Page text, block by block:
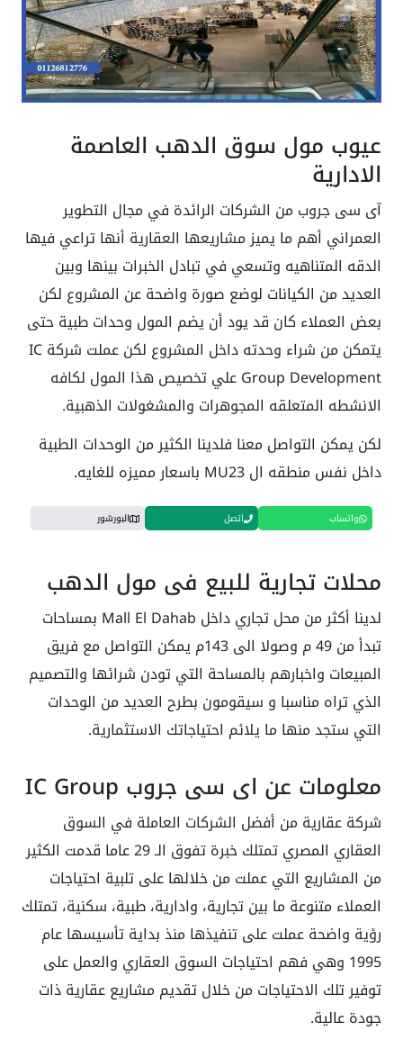
عيوب مول سوق الدهب العاصمة
الادارية
آى سى جروب من الشركات الرائدة في مجال التطوير
العمراني أهم ما يميز مشاريعها العقارية أنها تراعي فيها
الدقه المتناهيه وتسعي في تبادل الخبرات بينها وبين
العديد من الكيانات لوضع صورة واضحة عن المشروع لكن
بعض العملاء كان قد يود أن يضم المول وحدات طبية حتى
يتمكن من شراء وحدته داخل المشروع لكن عملت شركة IC
Group Development علي تخصيص هذا المول لكافه
الانشطه المتعلقه المجوهرات والمشغولات الذهبية.
لكن يمكن التواصل معنا فلدينا الكثير من الوحدات الطبية
داخل نفس منطقه ال MU23 باسعار مميزه للغايه.
واتساب اتصل البورشور
محلات تجارية للبيع في مول الدهب
لدينا أكثر من محل تجاري داخل Mall El Dahab بمساحات
تبدأ من 49 م وصولا الى 143م يمكن التواصل مع فريق
المبيعات واخبارهم بالمساحة التي تودن شرائها والتصميم
الذي تراه مناسبا و سيقومون بطرح العديد من الوحدات
التي ستجد منها ما يلائم احتياجاتك الاستثمارية.
معلومات عن اي سي جروب IC Group
شركة عقارية من أفضل الشركات العاملة في السوق
العقاري المصري تمتلك خبرة تفوق الـ 29 عاما قدمت الكثير
من المشاريع التي عملت من خلالها على تلبية احتياجات
العملاء متنوعة ما بين تجارية، وادارية، طبية، سكنية، تمتلك
رؤية واضحة عملت على تنفيذها منذ بداية تأسيسها عام
1995 وهي فهم احتياجات السوق العقاري والعمل على
توفير تلك الاحتياجات من خلال تقديم مشاريع عقارية ذات
جودة عالية.